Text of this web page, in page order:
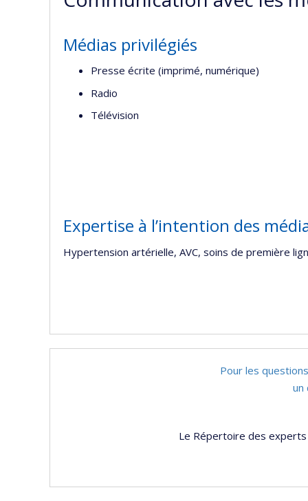
Médias privilégiés
Presse écrite (imprimé, numérique)
Radio
Télévision
Expertise à l’intention des
Hypertension artérielle, AVC, soins de première
Pour les
un
Le Répertoire des